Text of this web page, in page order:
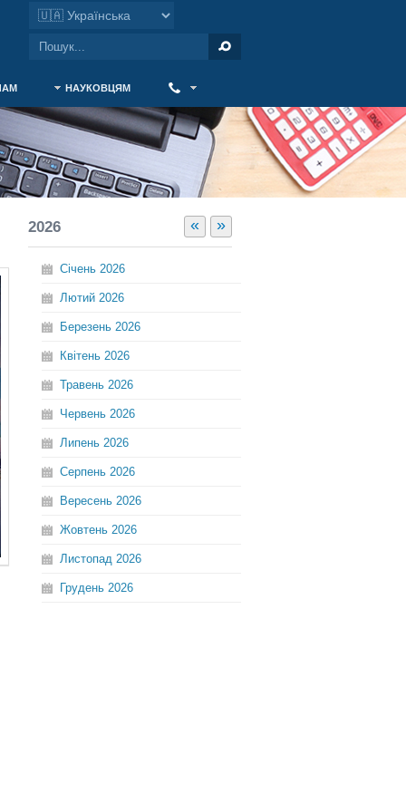
НАУКОВЦЯМ
« »
2026
Січень 2026
Лютий 2026
Березень 2026
Квітень 2026
Травень 2026
Червень 2026
Липень 2026
Серпень 2026
Вересень 2026
Жовтень 2026
Листопад 2026
Грудень 2026